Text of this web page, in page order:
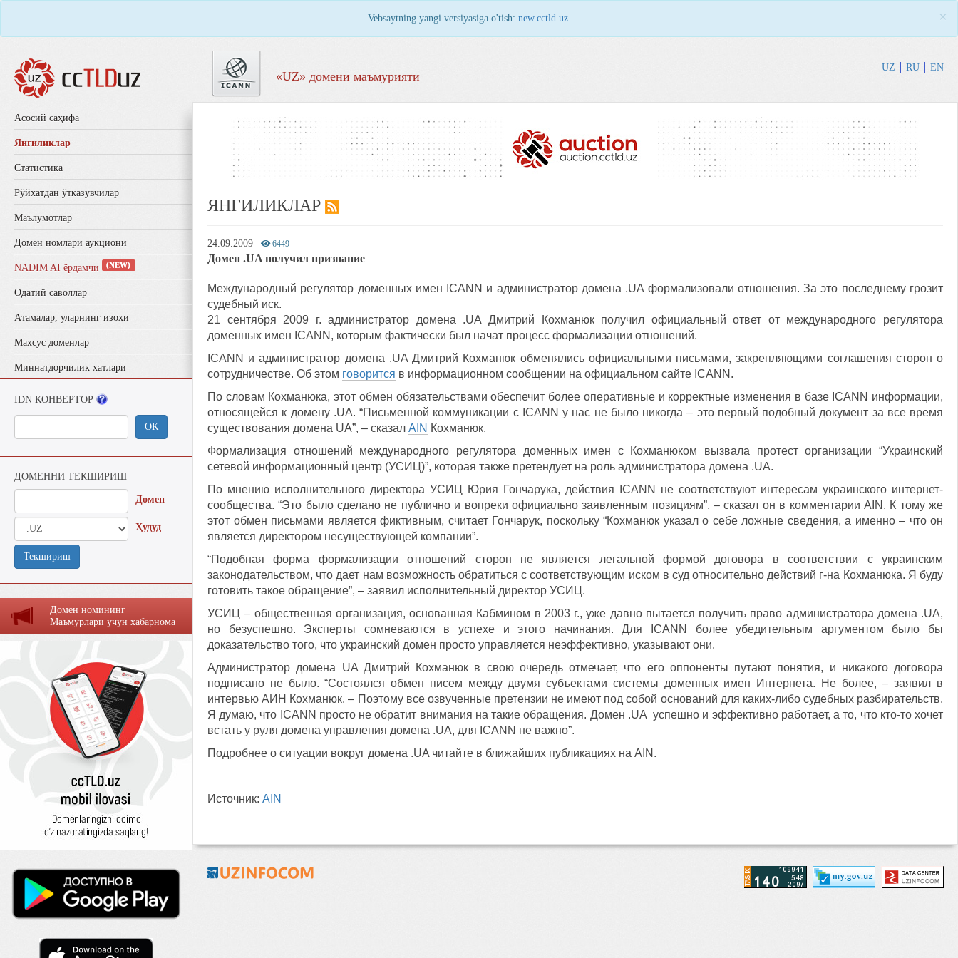
Vebsaytning yangi versiyasiga o'tish: new.cctld.uz ×
«UZ» домени маъмурияти
UZ RU EN
Aсосий саҳифа
Янгиликлар
Статистика
Рўйхатдан ўтказувчилар
Маълумотлар
Домен номлари аукциони
NADIM AI ёрдамчи (NEW)
Одатий саволлар
Aтамалар, уларнинг изоҳи
Махсус доменлар
Миннатдорчилик хатлари
IDN КОНВЕРТОР
ОК
ДОМЕННИ ТЕКШИРИШ
Домен
Ҳудуд
Текшириш
Домен номининг
Маъмурлaри учун хaбaрномa
ЯНГИЛИКЛАР
24.09.2009 6449
Домен .UA получил признание
Международный регулятор доменных имен ICANN и администратор домена .UA формализовали отношения. За это последнему грозит
судебный иск.
21 сентября 2009 г. администратор домена .UA Дмитрий Кохманюк получил официальный ответ от международного регулятора
доменных имен ICANN, которым фактически был начат процесс формализации отношений.
ICANN и администратор домена .UA Дмитрий Кохманюк обменялись официальными письмами, закрепляющими соглашения сторон о
сотрудничестве. Об этом говорится в информационном сообщении на официальном сайте ICANN.
По словам Кохманюка, этот обмен обязательствами обеспечит более оперативные и корректные изменения в базе ICANN информации,
относящейся к домену .UA. “Письменной коммуникации с ICANN у нас не было никогда – это первый подобный документ за все время
существования домена UA”, – сказал AIN Кохманюк.
Формализация отношений международного регулятора доменных имен с Кохманюком вызвала протест организации “Украинский
сетевой информационный центр (УСИЦ)”, которая также претендует на роль администратора домена .UA.
По мнению исполнительного директора УСИЦ Юрия Гончарука, действия ICANN не соответствуют интересам украинского интернет-
сообщества. “Это было сделано не публично и вопреки официально заявленным позициям”, – сказал он в комментарии AIN. К тому же
этот обмен письмами является фиктивным, считает Гончарук, поскольку “Кохманюк указал о себе ложные сведения, а именно – что он
является директором несуществующей компании”.
“Подобная форма формализации отношений сторон не является легальной формой договора в соответствии с украинским
законодательством, что дает нам возможность обратиться с соответствующим иском в суд относительно действий г-на Кохманюка. Я буду
готовить такое обращение”, – заявил исполнительный директор УСИЦ.
УСИЦ – общественная организация, основанная Кабмином в 2003 г., уже давно пытается получить право администратора домена .UA,
но безуспешно. Эксперты сомневаются в успехе и этого начинания. Для ICANN более убедительным аргументом было бы
доказательство того, что украинский домен просто управляется неэффективно, указывают они.
Администратор домена UA Дмитрий Кохманюк в свою очередь отмечает, что его оппоненты путают понятия, и никакого договора
подписано не было. “Состоялся обмен писем между двумя субъектами системы доменных имен Интернета. Не более, – заявил в
интервью АИН Кохманюк. – Поэтому все озвученные претензии не имеют под собой оснований для каких-либо судебных разбирательств.
Я думаю, что ICANN просто не обратит внимания на такие обращения. Домен .UA успешно и эффективно работает, а то, что кто-то хочет
встать у руля домена управления домена .UA, для ICANN не важно”.
Подробнее о ситуации вокруг домена .UA читайте в ближайших публикациях на AIN.
Источник: AIN